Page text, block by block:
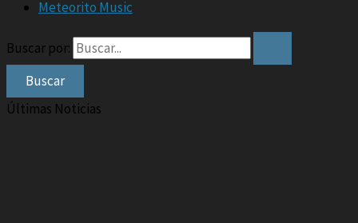
Meteorito Music
Buscar por:
Últimas Noticias